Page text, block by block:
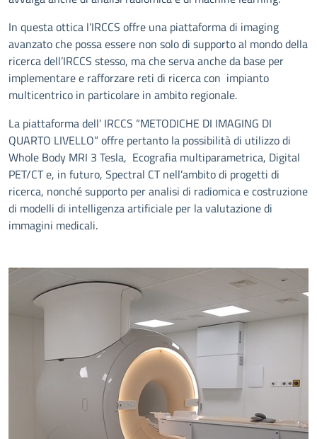
In questa ottica l’IRCCS offre una piattaforma di imaging
avanzato che possa essere non solo di supporto al mondo della
ricerca dell’IRCCS stesso, ma che serva anche da base per
implementare e rafforzare reti di ricerca con impianto
multicentrico in particolare in ambito regionale.
La piattaforma dell’ IRCCS “METODICHE DI IMAGING DI
QUARTO LIVELLO” offre pertanto la possibilità di utilizzo di
Whole Body MRI 3 Tesla, Ecografia multiparametrica, Digital
PET/CT e, in futuro, Spectral CT nell’ambito di progetti di
ricerca, nonché supporto per analisi di radiomica e costruzione
di modelli di intelligenza artificiale per la valutazione di
immagini medicali.